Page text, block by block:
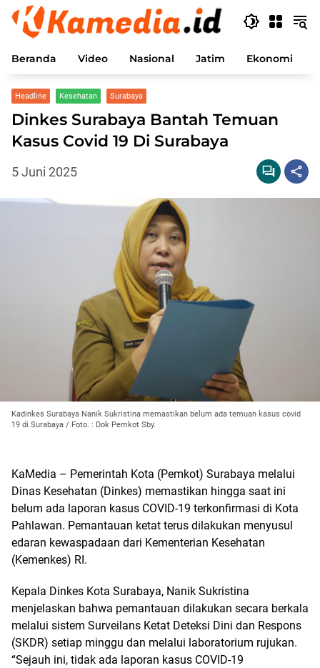
Langsung
konten
Beranda Video Nasional Jatim Ekonomi
Headline Kesehatan Surabaya
Dinkes Surabaya Bantah Temuan
Kasus Covid 19 Di Surabaya
5 Juni 2025
Kadinkes Surabaya Nanik Sukristina memastikan belum ada temuan kasus covid
19 di Surabaya / Foto. : Dok Pemkot Sby.
KaMedia – Pemerintah Kota (Pemkot) Surabaya melalui
Dinas Kesehatan (Dinkes) memastikan hingga saat ini
belum ada laporan kasus COVID-19 terkonfirmasi di Kota
Pahlawan. Pemantauan ketat terus dilakukan menyusul
edaran kewaspadaan dari Kementerian Kesehatan
(Kemenkes) RI.
Kepala Dinkes Kota Surabaya, Nanik Sukristina
menjelaskan bahwa pemantauan dilakukan secara berkala
melalui sistem Surveilans Ketat Deteksi Dini dan Respons
(SKDR) setiap minggu dan melalui laboratorium rujukan.
“Sejauh ini, tidak ada laporan kasus COVID-19